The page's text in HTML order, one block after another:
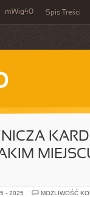
mWig40 Spis Treści
- 2025
MOŻLIWOŚĆ